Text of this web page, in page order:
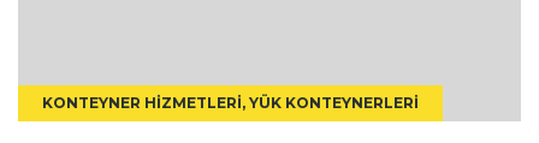
KONTEYNER HIZMETLERI, YÜK KONTEYNERLERI